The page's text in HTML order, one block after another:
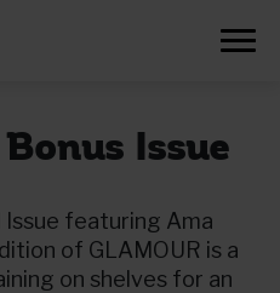
Issue
Issue featuring Ama
of GLAMOUR is a
on shelves for an